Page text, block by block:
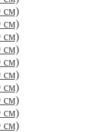
см)
см)
см)
см)
см)
см)
см)
см)
см)
см)